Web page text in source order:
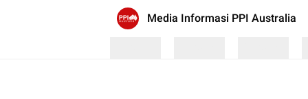
Media Informasi PPI Australia